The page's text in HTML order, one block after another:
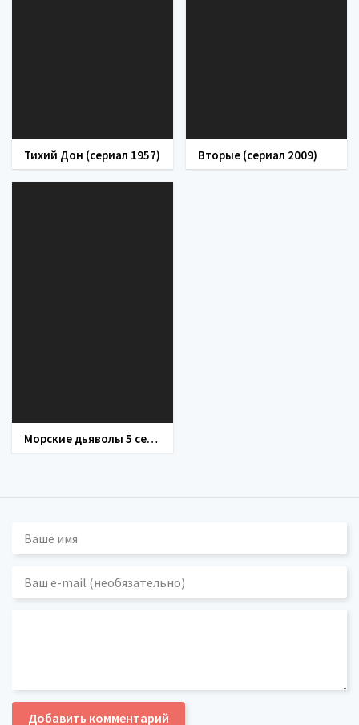
Тихий Дон (сериал 1957) Вторые (сериал 2009)
Морские дьяволы 5 сезон
Добавить комментарий